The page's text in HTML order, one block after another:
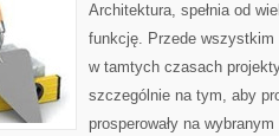
Architektura, spełnia od
funkcję. Przede
w tamtych czasach
szczególnie na tym, aby
prosperowały na